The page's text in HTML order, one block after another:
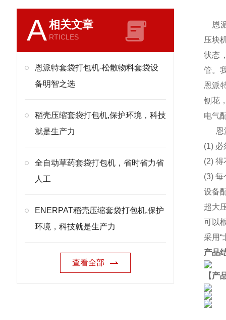
A相关文章
RTICLES
恩派特套袋打包机-松散物料套袋设
备明智之选
稻壳压缩套袋打包机,保护环境，科技
就是生产力
全自动草药套袋打包机，省时省力省
人工
ENERPAT稻壳压缩套袋打包机,保护
环境，科技就是生产力
查看全部
恩
压块
状态
管。
恩派
刨花
电气
恩
(1)
(2)
(3)
设备
超大
可以
采用“
产品
【产